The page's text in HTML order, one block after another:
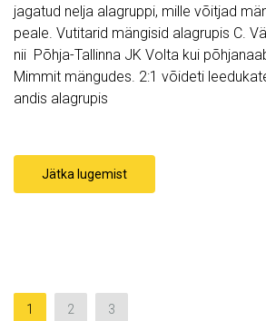
jagatud nelja alagruppi, mille võitjad
peale. Vutitarid mängisid alagrupis C.
nii Põhja-Tallinna JK Volta kui
Mimmit mängudes. 2:1 võideti
andis alagrupis
Jätka lugemist
1 2 3